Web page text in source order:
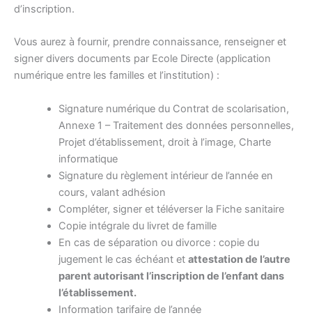
d’inscription.
Vous aurez à fournir, prendre connaissance, renseigner et
signer divers documents par Ecole Directe (application
numérique entre les familles et l’institution) :
Signature numérique du Contrat de scolarisation,
Annexe 1 – Traitement des données personnelles,
Projet d’établissement, droit à l’image, Charte
informatique
Signature du règlement intérieur de l’année en
cours, valant adhésion
Compléter, signer et téléverser la Fiche sanitaire
Copie intégrale du livret de famille
En cas de séparation ou divorce : copie du
jugement le cas échéant et attestation de l’autre
parent autorisant l’inscription de l’enfant dans
l’établissement.
Information tarifaire de l’année